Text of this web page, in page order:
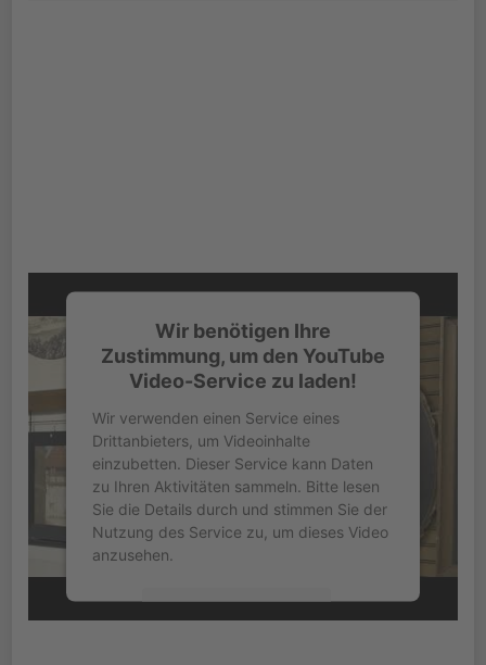
Wir benötigen Ihre
Zustimmung, um den YouTube
Video-Service zu laden!
Wir verwenden einen Service eines
Drittanbieters, um Videoinhalte
einzubetten. Dieser Service kann Daten
zu Ihren Aktivitäten sammeln. Bitte lesen
Sie die Details durch und stimmen Sie der
Nutzung des Service zu, um dieses Video
anzusehen.